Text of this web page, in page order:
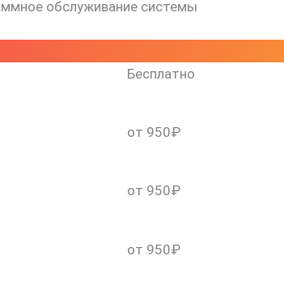
обслуживание системы
Бесплатно
от 950₽
от 950₽
от 950₽